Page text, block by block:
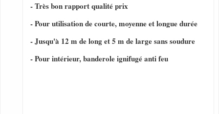
- Très bon rapport qualité prix
- Pour utilisation de courte, moyenne et longue durée
- Jusqu'à 12 m de long et 5 m de large sans soudure
- Pour intérieur, banderole ignifugé anti feu